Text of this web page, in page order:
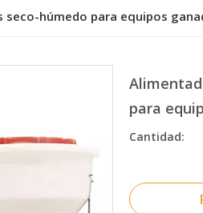
húmedo para equipos
para
Cantidad: